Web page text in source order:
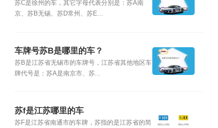
苏C是徐州的车，其它字母代表分别是：苏A南
京、苏B无锡、苏D常州、苏E...
车牌号苏B是哪里的车？
苏B是江苏省无锡市的车牌号，江苏省其他地区车
牌代号是：苏A是南京市、苏...
苏f是江苏哪里的车
苏F是江苏省南通市的车牌，苏指的是江苏省的简